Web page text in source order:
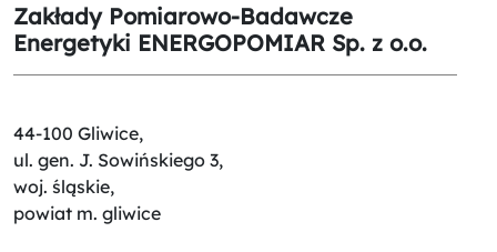
Zakłady Pomiarowo-Badawcze
Energetyki ENERGOPOMIAR Sp. z o.o.
44-100 Gliwice,
ul. gen. J. Sowińskiego 3,
woj. śląskie,
powiat m. gliwice